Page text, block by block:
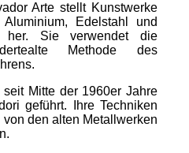
Arte stellt Kunstwerke
Edelstahl und
her. Sie verwendet die
Methode des
Mitte der 1960er Jahre
geführt. Ihre Techniken
den alten Metallwerken